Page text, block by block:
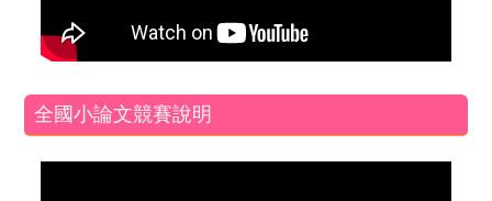
全國小論文競賽說明